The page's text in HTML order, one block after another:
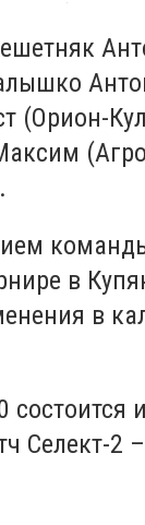
(Орион-
в
в
состоится
Селект-2